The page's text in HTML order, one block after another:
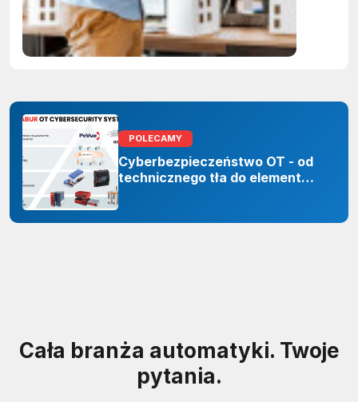
POLECAMY
Cyberbezpieczeństwo OT - od
technicznego tła do elementu
Cała branża automatyki. Twoje
pytania.